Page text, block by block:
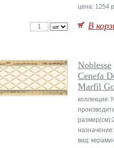
цена: 1254
В
Noblesse
Cenefa
Marfil
коллекция:
вид: